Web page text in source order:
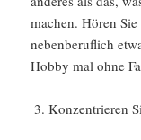
machen. Hören
nebenberuflich
Hobby mal ohne
Konzentrieren